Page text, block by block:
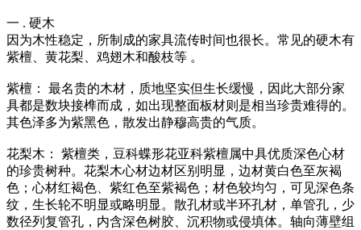
一 . 硬木
因为木性稳定，所制成的家具流传时间也很长。常见的硬木有
紫檀、黄花梨、鸡翅木和酸枝等 。
紫檀： 最名贵的木材，质地坚实但生长缓慢，因此大部分家
具都是数块接榫而成，如出现整面板材则是相当珍贵难得的。
其色泽多为紫黑色，散发出静穆高贵的气质。
花梨木： 紫檀类，豆科蝶形花亚科紫檀属中具优质深色心材
的珍贵树种。花梨木心材边材区别明显，边材黄白色至灰褐
色；心材红褐色、紫红色至紫褐色；材色较均匀，可见深色条
纹，生长轮不明显或略明显。散孔材或半环孔材，单管孔，少
数径列复管孔，内含深色树胶、沉积物或侵填体。轴向薄壁组